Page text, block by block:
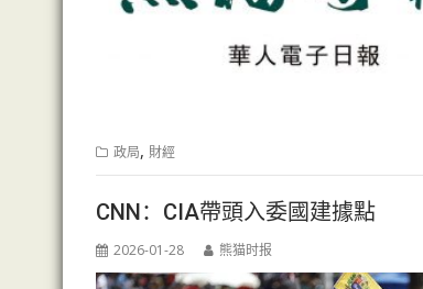
政局, 財經
CNN：CIA帶頭入委國建據點
2026-01-28 熊猫时报